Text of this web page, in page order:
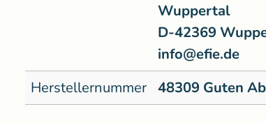
Wuppertal
D-42369
info@efie.de
Herstellernummer 48309 Guten